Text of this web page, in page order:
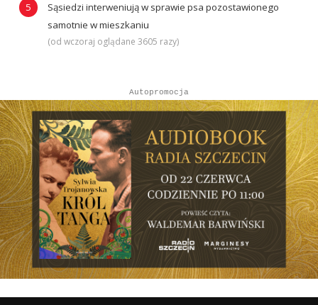
Sąsiedzi interweniują w sprawie psa pozostawionego
samotnie w mieszkaniu
(od wczoraj oglądane 3605 razy)
Autopromocja